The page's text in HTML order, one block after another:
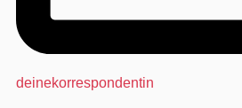
deinekorrespondentin